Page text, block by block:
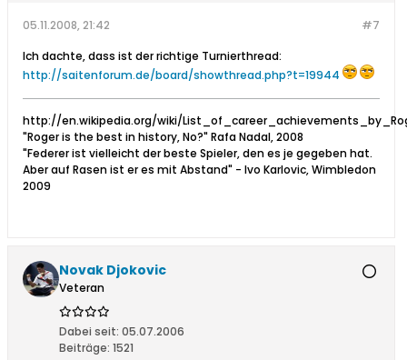
#7
05.11.2008, 21:42
Ich dachte, dass ist der richtige Turnierthread:
http://saitenforum.de/board/showthread.php?t=19944
http://en.wikipedia.org/wiki/
"Roger is the best in history, No?" Rafa Nadal, 2008
"Federer ist vielleicht der beste Spieler, den es je gegeben hat.
Aber auf Rasen ist er es mit Abstand" - Ivo Karlovic, Wimbledon
2009
Novak Djokovic
Veteran
Dabei seit: 05.07.2006
Beiträge: 1521